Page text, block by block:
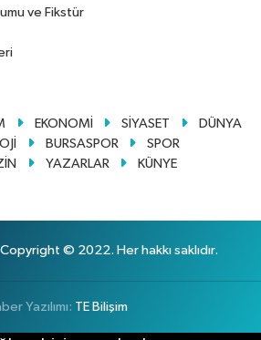
ve Fikstür
EKONOMİ SİYASET
DÜNYA
BURSASPOR
SPOR
YAZARLAR KÜNYE
Copyright © 2022. Her hakkı saklıdır.
Yazılımı: TE Bilişim